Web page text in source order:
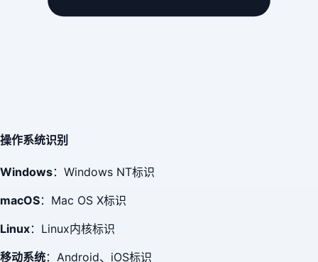
操作系统识别
Windows：Windows NT标识
macOS：Mac OS X标识
Linux：Linux内核标识
移动系统：Android、iOS标识